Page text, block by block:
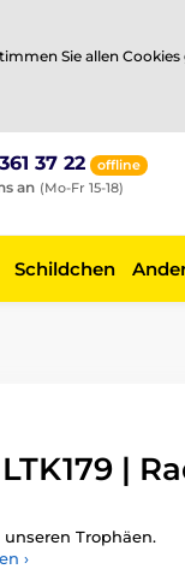
37 22 offline
an (Mo-Fr 15-18)
Schildchen
|
Trophäen.
›
Sie allen